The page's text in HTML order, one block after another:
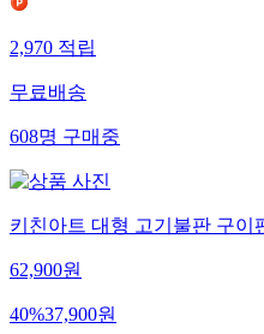
2,970적립
무료배송
608명구매중
키친아트 대형 고기불판 구이
62,900원
40%37,900원